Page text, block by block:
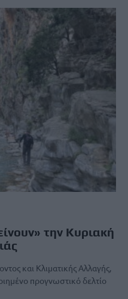
την Κυριακή
και Κλιματικής Αλλαγής,
προγνωστικό δελτίο